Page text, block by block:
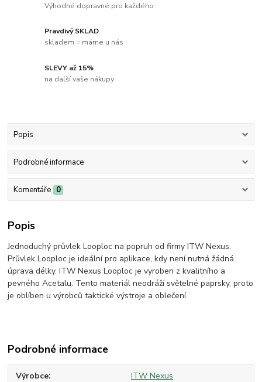
Výhodné dopravné pro každého
Pravdivý SKLAD
skladem = máme u nás
SLEVY až 15%
na další vaše nákupy
Popis
Podrobné informace
Komentáře 0
Popis
Jednoduchý průvlek Looploc na popruh od firmy ITW Nexus.
Průvlek Looploc je ideální pro aplikace, kdy není nutná žádná
úprava délky. ITW Nexus Looploc je vyroben z kvalitního a
pevného Acetalu. Tento materiál neodráží světelné paprsky, proto
je oblíben u výrobců taktické výstroje a oblečení.
Podrobné informace
Výrobce ITW Nexus